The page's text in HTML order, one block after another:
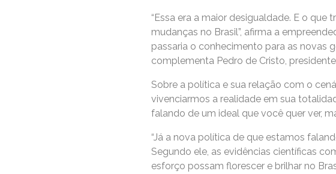
“Essa era a maior desigualdade. E o
mudanças no Brasil”, afirma a
passaria o conhecimento para as novas
complementa Pedro de Cristo,
Sobre a política e sua relação com o
vivenciarmos a realidade em sua
falando de um ideal que você quer ver,
“Já a nova política de que estamos
Segundo ele, as evidências científicas
esforço possam florescer e brilhar no